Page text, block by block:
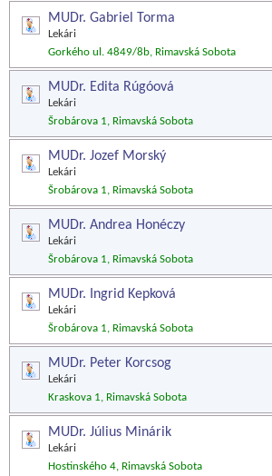
MUDr. Gabriel Torma
Lekári
Gorkého ul. 4849/8b, Rimavská Sobota
MUDr. Edita Rúgóová
Lekári
Šrobárova 1, Rimavská Sobota
MUDr. Jozef Morský
Lekári
Šrobárova 1, Rimavská Sobota
MUDr. Andrea Honéczy
Lekári
Šrobárova 1, Rimavská Sobota
MUDr. Ingrid Kepková
Lekári
Šrobárova 1, Rimavská Sobota
MUDr. Peter Korcsog
Lekári
Kraskova 1, Rimavská Sobota
MUDr. Július Minárik
Lekári
Hostinského 4, Rimavská Sobota